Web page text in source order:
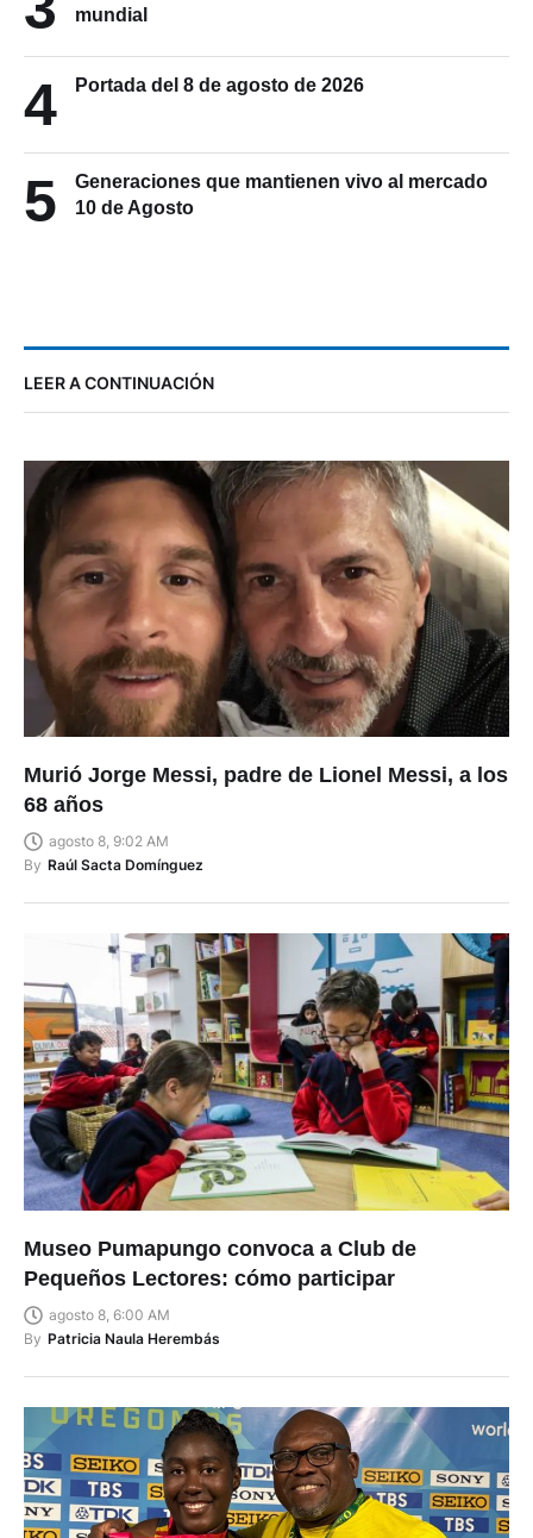
mundial
4 Portada del 8 de agosto de 2026
5
Generaciones que mantienen vivo al mercado
10 de Agosto
LEER A CONTINUACIÓN
Murió Jorge Messi, padre de Lionel Messi, a los
68 años
agosto 8, 9:02 AM
By Raúl Sacta Domínguez
Museo Pumapungo convoca a Club de
Pequeños Lectores: cómo participar
agosto 8, 6:00 AM
By Patricia Naula Herembás